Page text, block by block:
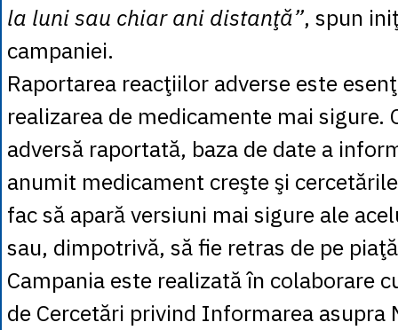
la luni sau chiar ani distanţă”, spun
campaniei.
Raportarea reacţiilor adverse este
realizarea de medicamente mai sigure.
adversă raportată, baza de date a
anumit medicament creşte şi
fac să apară versiuni mai sigure ale
sau, dimpotrivă, să fie retras de pe
Campania este realizată în colaborare
de Cercetări privind Informarea asupra